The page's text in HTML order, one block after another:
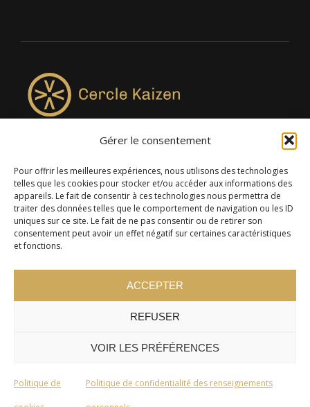
Gérer le consentement
Pour offrir les meilleures expériences, nous utilisons des technologies
telles que les cookies pour stocker et/ou accéder aux informations des
appareils. Le fait de consentir à ces technologies nous permettra de
traiter des données telles que le comportement de navigation ou les ID
uniques sur ce site. Le fait de ne pas consentir ou de retirer son
consentement peut avoir un effet négatif sur certaines caractéristiques
et fonctions.
ACCEPTER
REFUSER
VOIR LES PRÉFÉRENCES
Politique de Politique de confidentialité des renseignements
4957, rue Lionel-Groulx, bureau 819, Saint-Augustin-de-
Desmaures QC G3A 0M7
© 2024 Cercle Kaizen. Tous droits réservés -